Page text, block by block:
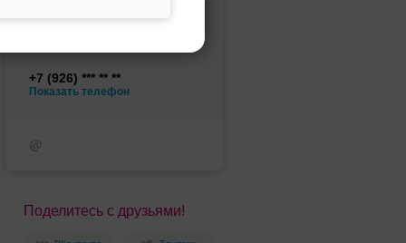
Показать на карте
+7 (926)
Показать телефон
Поделитесь с друзьями!